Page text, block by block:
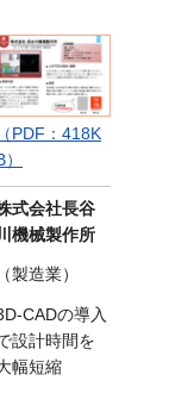
（PDF：418K
）
式会社長谷
機械製作所
（製造業）
CADの導入
設計時間を
幅短縮